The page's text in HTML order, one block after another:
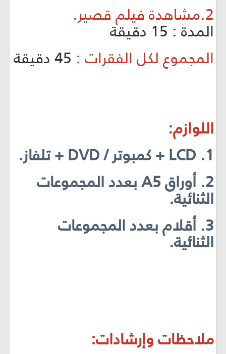
2.مشاهدة فيلم قصير.
المدة : 15 دقيقة
المجموع لكل الفقرات :
اللوازم:
1. LCD + كمبوتر / DVD + تلفاز.
2. أوراق A5 بعدد المجموعات
الثنائية.
3. أقلام بعدد المجموعات
الثنائية.
ملاحظات وإرشادات: